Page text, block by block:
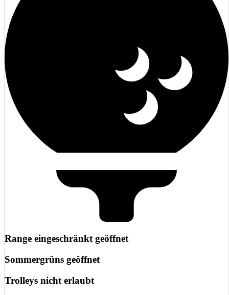
Golf-Club Harz e.V.
Jetzt Mitglied werden
Mehr erfahren
Golfsport für alle, in entspannter Atmosphäre und wunderschöner
Range eingeschränkt geöffnet
Sommergrüns geöffnet
Trolleys nicht erlaubt